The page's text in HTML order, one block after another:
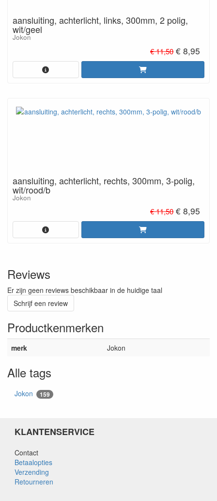
aansluiting, achterlicht, links, 300mm, 2 polig,
wit/geel
Jokon
€ 11,50€ 8,95
aansluiting, achterlicht, rechts, 300mm, 3-polig,
wit/rood/b
Jokon
€ 11,50€ 8,95
Reviews
Er zijn geen reviews beschikbaar in de huidige taal
Schrijf een review
Productkenmerken
merk Jokon
Alle tags
Jokon 159
KLANTENSERVICE
Contact
Betaalopties
Verzending
Retourneren